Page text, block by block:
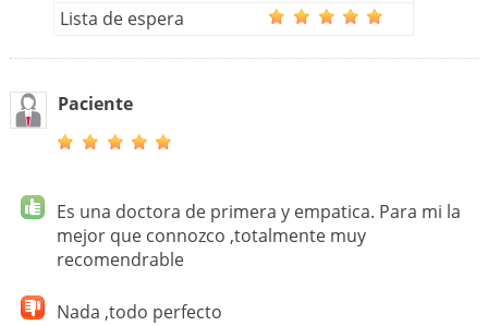
Lista de espera
Paciente
Es una doctora de primera y empatica. Para mi la
mejor que connozco ,totalmente muy
recomendrable
Nada ,todo perfecto